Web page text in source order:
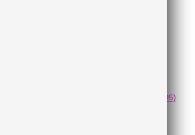
+7 (495)